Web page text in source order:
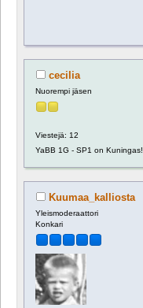
cecilia
Nuorempi jäsen
Viestejä: 12
YaBB 1G - SP1 on Kuningas!
Kuumaa_kalliosta
Yleismoderaattori
Konkari